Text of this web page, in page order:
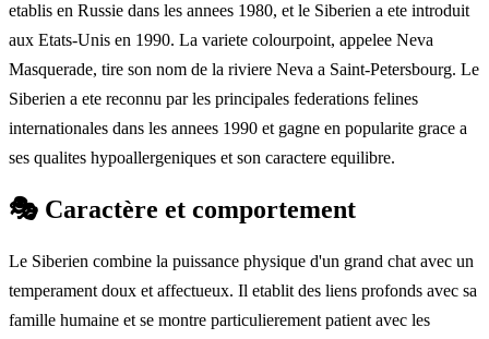
etablis en Russie dans les annees 1980, et le Siberien a ete introduit
aux Etats-Unis en 1990. La variete colourpoint, appelee Neva
Masquerade, tire son nom de la riviere Neva a Saint-Petersbourg. Le
Siberien a ete reconnu par les principales federations felines
internationales dans les annees 1990 et gagne en popularite grace a
ses qualites hypoallergeniques et son caractere equilibre.
🎭 Caractère et comportement
Le Siberien combine la puissance physique d'un grand chat avec un
temperament doux et affectueux. Il etablit des liens profonds avec sa
famille humaine et se montre particulierement patient avec les